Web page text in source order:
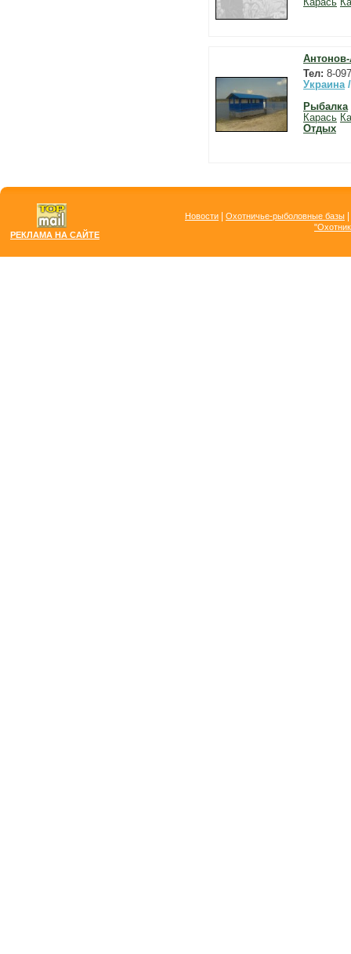
Карась
Антонов-
Тел: 8-
Украина
Рыбалка
Карась
Отдых
РЕКЛАМА НА САЙТЕ
Новости Охотничье-рыболовные базы